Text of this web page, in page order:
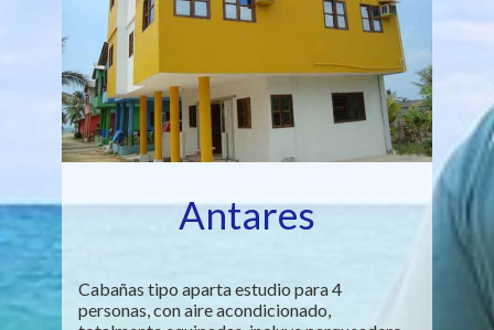
Antares
Cabañas tipo aparta estudio para 4
personas, con aire acondicionado,